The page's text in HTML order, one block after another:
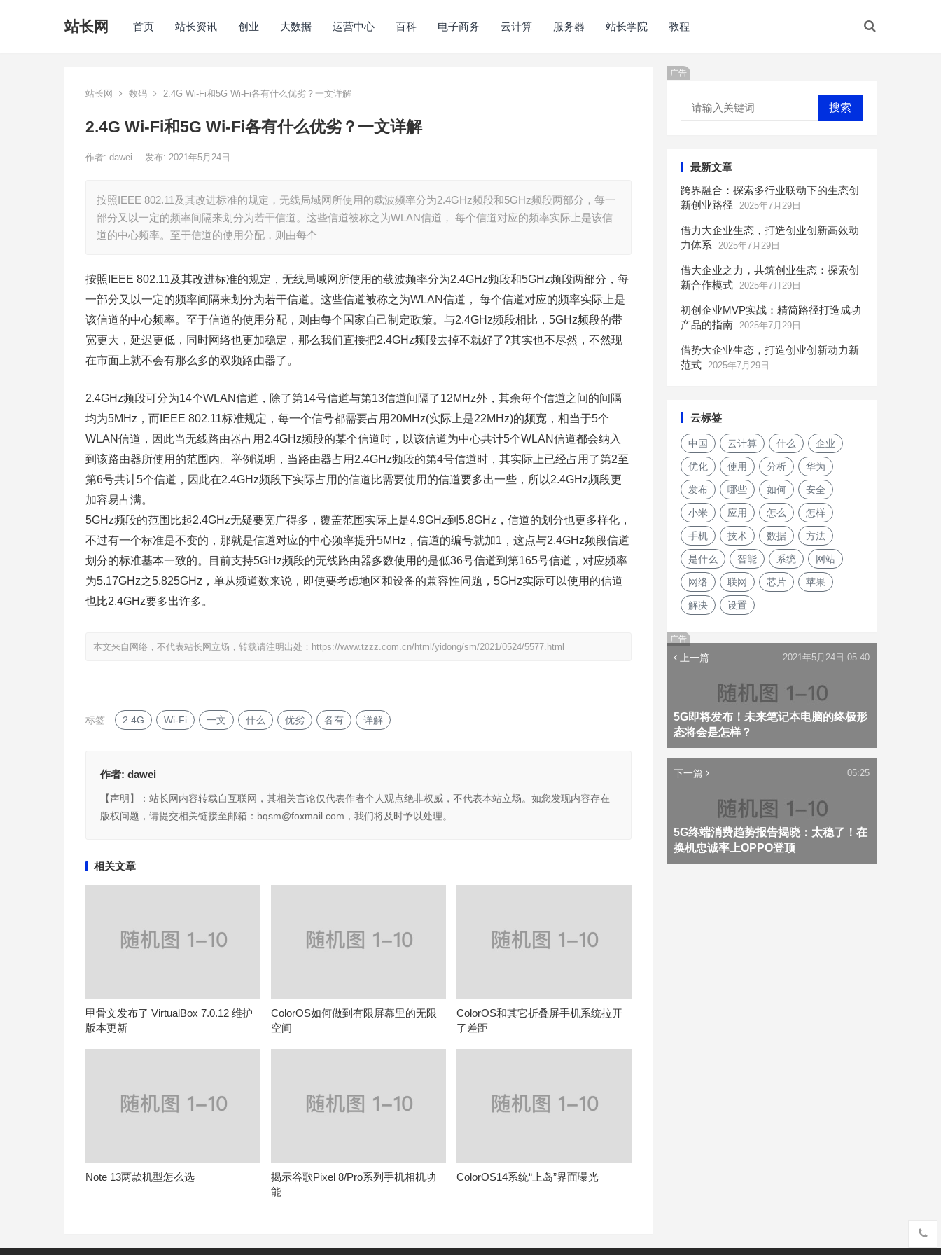
站长网 首页 站长资讯 创业 大数据 运营中心 百科 电子商务 云计算 服务器 站长学院 教程
站长网 数码 2.4G Wi-Fi和5G Wi-Fi各有什么优劣？一文详解
2.4G Wi-Fi和5G Wi-Fi各有什么优劣？一文详解
作者: dawei 发布: 2021年5月24日
按照IEEE 802.11及其改进标准的规定，无线局域网所使用的载波频率分为2.4GHz频段和5GHz频段两部分，每一
部分又以一定的频率间隔来划分为若干信道。这些信道被称之为WLAN信道， 每个信道对应的频率实际上是该信
道的中心频率。至于信道的使用分配，则由每个
按照IEEE 802.11及其改进标准的规定，无线局域网所使用的载波频率分为2.4GHz频段和5GHz频段两部分，每
一部分又以一定的频率间隔来划分为若干信道。这些信道被称之为WLAN信道， 每个信道对应的频率实际上是
该信道的中心频率。至于信道的使用分配，则由每个国家自己制定政策。与2.4GHz频段相比，5GHz频段的带
宽更大，延迟更低，同时网络也更加稳定，那么我们直接把2.4GHz频段去掉不就好了?其实也不尽然，不然现
在市面上就不会有那么多的双频路由器了。
2.4GHz频段可分为14个WLAN信道，除了第14号信道与第13信道间隔了12MHz外，其余每个信道之间的间隔
均为5MHz，而IEEE 802.11标准规定，每一个信号都需要占用20MHz(实际上是22MHz)的频宽，相当于5个
WLAN信道，因此当无线路由器占用2.4GHz频段的某个信道时，以该信道为中心共计5个WLAN信道都会纳入
到该路由器所使用的范围内。举例说明，当路由器占用2.4GHz频段的第4号信道时，其实际上已经占用了第2至
第6号共计5个信道，因此在2.4GHz频段下实际占用的信道比需要使用的信道要多出一些，所以2.4GHz频段更
加容易占满。
5GHz频段的范围比起2.4GHz无疑要宽广得多，覆盖范围实际上是4.9GHz到5.8GHz，信道的划分也更多样化，
不过有一个标准是不变的，那就是信道对应的中心频率提升5MHz，信道的编号就加1，这点与2.4GHz频段信道
划分的标准基本一致的。目前支持5GHz频段的无线路由器多数使用的是低36号信道到第165号信道，对应频率
为5.17GHz之5.825GHz，单从频道数来说，即使要考虑地区和设备的兼容性问题，5GHz实际可以使用的信道
也比2.4GHz要多出许多。
本文来自网络，不代表站长网立场，转载请注明出处： https://www.tzzz.com.cn/html/yidong/sm/2021/0524/5577.html
标签: 2.4G Wi-Fi 一文 什么 优劣 各有 详解
作者: dawei
【声明】：站长网内容转载自互联网，其相关言论仅代表作者个人观点绝非权威，不代表本站立场。如您发现内容存在
版权问题，请提交相关链接至邮箱：bqsm@foxmail.com，我们将及时予以处理。
相关文章
甲骨文发布了 VirtualBox 7.0.12 维护
版本更新
ColorOS如何做到有限屏幕里的无限
空间
ColorOS和其它折叠屏手机系统拉开
了差距
Note 13两款机型怎么选
揭示谷歌Pixel 8/Pro系列手机相机功
能
ColorOS14系统“上岛”界面曝光
广告
搜索
最新文章
跨界融合：探索多行业联动下的生态创
新创业路径
2025年7月29日
借力大企业生态，打造创业创新高效动
力体系
2025年7月29日
借大企业之力，共筑创业生态：探索创
新合作模式 2025年7月29日
初创企业MVP实战：精简路径打造成功
产品的指南 2025年7月29日
借势大企业生态，打造创业创新动力新
范式 2025年7月29日
云标签
中国 云计算 什么 企业
优化 使用 分析 华为
发布 哪些 如何 安全
小米 应用 怎么 怎样
手机 技术 数据 方法
是什么 智能 系统 网站
网络 联网 芯片 苹果
解决 设置
广告
上一篇
5G即将发布！未来笔记本电脑的终极形
态将会是怎样？
2021年5月24日 05:40
下一篇
5G终端消费趋势报告揭晓：太稳了！在
换机忠诚率上OPPO登顶
05:25